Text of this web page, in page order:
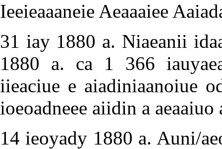
Ieeieaaaneie Aeaaaiee
31 iay 1880 a. Niaeanii
1880 a. ca 1 366
iieaciue e aiadiniaanoiue
ioeoadneee aiidin a aeaaiuo
14 ieoyady 1880 a. Auni/